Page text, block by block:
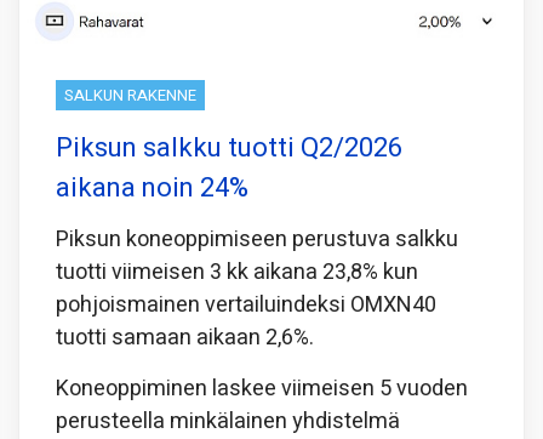
SALKUN RAKENNE
Piksun salkku tuotti Q2/2026
aikana noin 24%
Piksun koneoppimiseen perustuva salkku
tuotti viimeisen 3 kk aikana 23,8% kun
pohjoismainen vertailuindeksi OMXN40
tuotti samaan aikaan 2,6%.
Koneoppiminen laskee viimeisen 5 vuoden
perusteella minkälainen yhdistelmä